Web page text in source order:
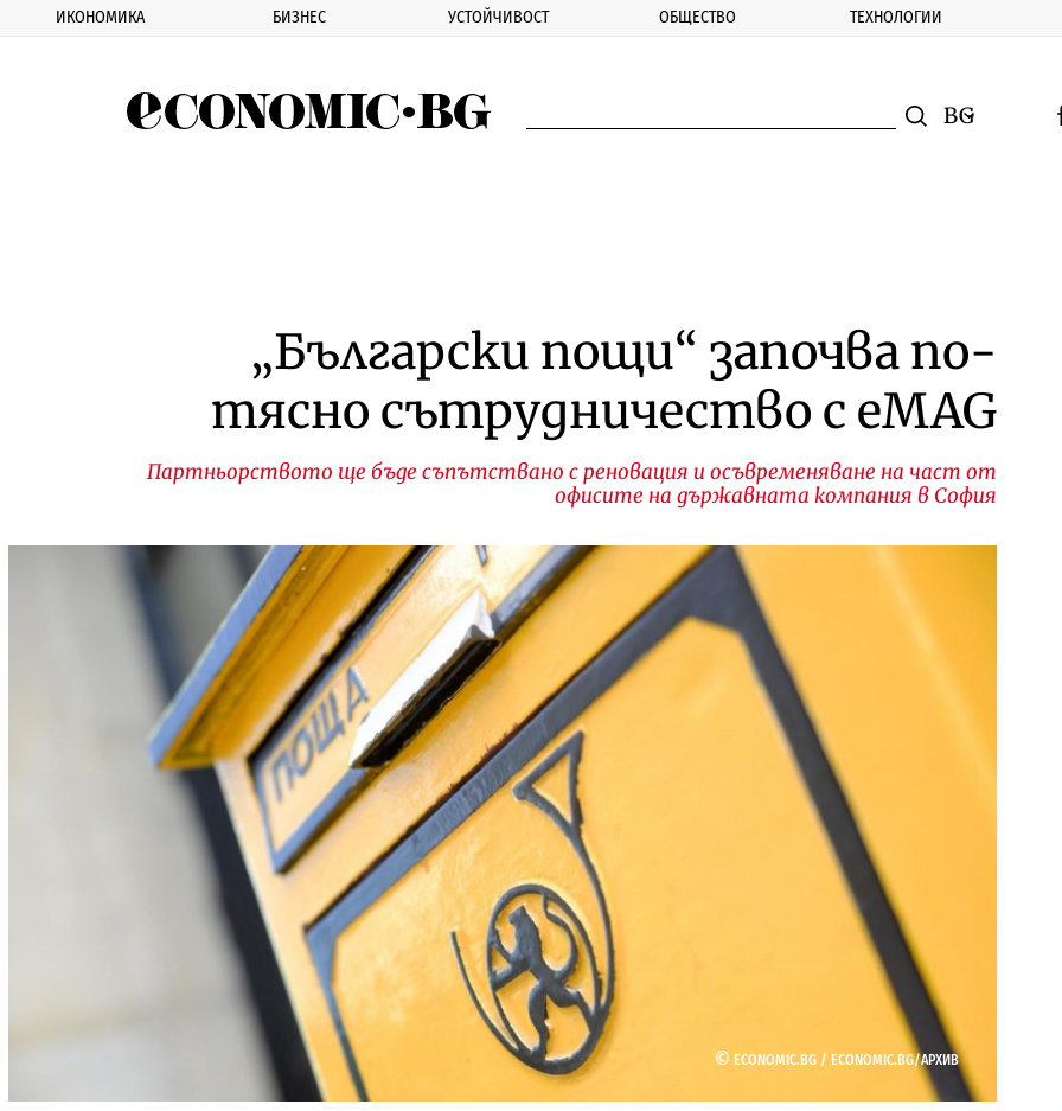
ИКОНОМИКА БИЗНЕС УСТОЙЧИВОСТ ОБЩЕСТВО ТЕХНОЛОГИИ
Смяна на
„Български пощи“ започва по-
тясно сътрудничество с eMAG
Партньорството ще бъде съпътствано с реновация и осъвременяване на част от
офисите на държавната компания в София
© ECONOMIC.BG / ECONOMIC.BG/АРХИВ